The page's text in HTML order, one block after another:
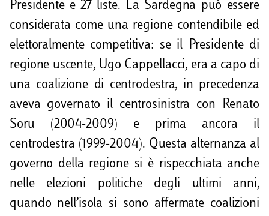
Presidente e 27 liste. La Sardegna può essere
considerata come una regione contendibile ed
elettoralmente competitiva: se il Presidente di
regione uscente, Ugo Cappellacci, era a capo di
una coalizione di centrodestra, in precedenza
aveva governato il centrosinistra con Renato
Soru (2004-2009) e prima ancora il
centrodestra (1999-2004). Questa alternanza al
governo della regione si è rispecchiata anche
nelle elezioni politiche degli ultimi anni,
quando nell’isola si sono affermate coalizioni